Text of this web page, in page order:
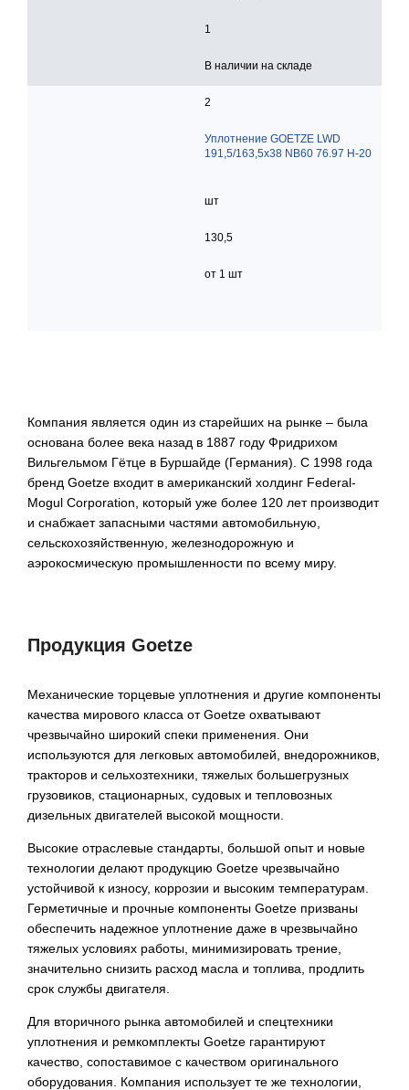
1
В наличии на складе
2
Уплотнение GOETZE LWD
191,5/163,5x38 NB60 76.97 H-20
шт
130,5
от 1 шт
Компания является один из старейших на рынке – была
основана более века назад в 1887 году Фридрихом
Вильгельмом Гётце в Буршайде (Германия). С 1998 года
бренд Goetze входит в американский холдинг Federal-
Mogul Corporation, который уже более 120 лет производит
и снабжает запасными частями автомобильную,
сельскохозяйственную, железнодорожную и
аэрокосмическую промышленности по всему миру.
Продукция Goetze
Механические торцевые уплотнения и другие компоненты
качества мирового класса от Goetze охватывают
чрезвычайно широкий спеки применения. Они
используются для легковых автомобилей, внедорожников,
тракторов и сельхозтехники, тяжелых большегрузных
грузовиков, стационарных, судовых и тепловозных
дизельных двигателей высокой мощности.
Высокие отраслевые стандарты, большой опыт и новые
технологии делают продукцию Goetze чрезвычайно
устойчивой к износу, коррозии и высоким температурам.
Герметичные и прочные компоненты Goetze призваны
обеспечить надежное уплотнение даже в чрезвычайно
тяжелых условиях работы, минимизировать трение,
значительно снизить расход масла и топлива, продлить
срок службы двигателя.
Для вторичного рынка автомобилей и спецтехники
уплотнения и ремкомплекты Goetze гарантируют
качество, сопоставимое с качеством оригинального
оборудования. Компания использует те же технологии,